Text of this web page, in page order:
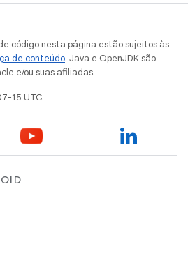
código nesta página estão sujeitos às
de conteúdo. Java e OpenJDK são
e/ou suas afiliadas.
15 UTC.